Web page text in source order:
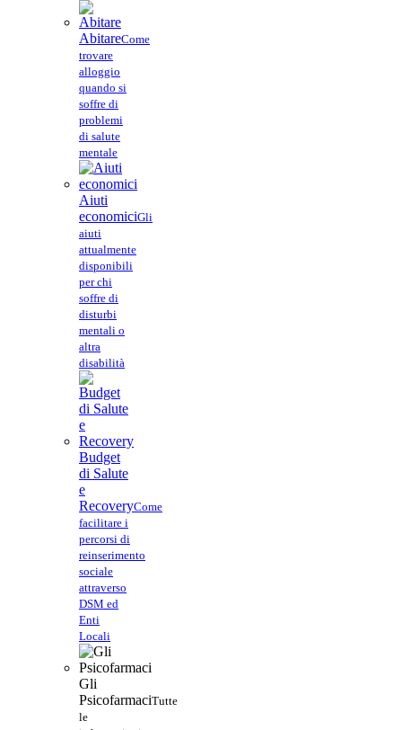
AbitareCome
trovare
alloggio
quando si
soffre di
problemi
di salute
mentale
Aiuti
economiciGli
aiuti
attualmente
disponibili
per chi
soffre di
disturbi
mentali o
altra
disabilità
Budget
di Salute
e
RecoveryCome
facilitare i
percorsi di
reinserimento
sociale
attraverso
DSM ed
Enti
Locali
Gli
PsicofarmaciTutte
le